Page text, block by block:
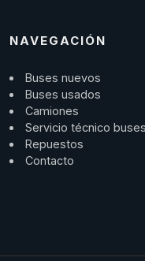
NAVEGACIÓN
Buses nuevos
Buses usados
Camiones
Servicio técnico buses
Repuestos
Contacto